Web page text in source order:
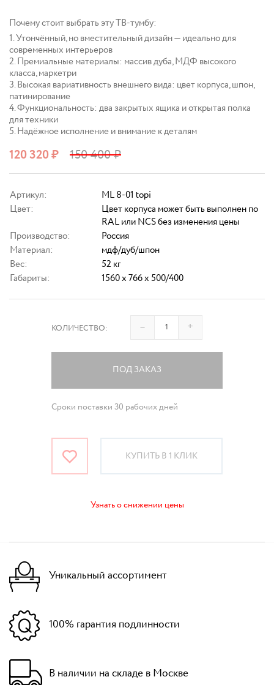
Почему стоит выбрать эту ТВ-тумбу:
1. Утончённый, но вместительный дизайн — идеально для
современных интерьеров
2. Премиальные материалы: массив дуба, МДФ высокого
класса, маркетри
3. Высокая вариативность внешнего вида: цвет корпуса, шпон,
патинирование
4. Функциональность: два закрытых ящика и открытая полка
для техники
5. Надёжное исполнение и внимание к деталям
120 320₽ 150 400₽
Артикул:
ML 8-01 topi
Цвет:
Цвет корпуса может быть выполнен по
RAL или NCS без изменения цены
Производство:
Россия
Материал:
мдф/дуб/шпон
Вес:
52 кг
Габариты:
1560 x 766 x 500/400
КОЛИЧЕСТВО: – +
ПОД ЗАКАЗ
Сроки поставки 30 рабочих дней
КУПИТЬ В 1 КЛИК
Узнать о снижении цены
Уникальный ассортимент
100% гарантия подлинности
В наличии на складе в Москве